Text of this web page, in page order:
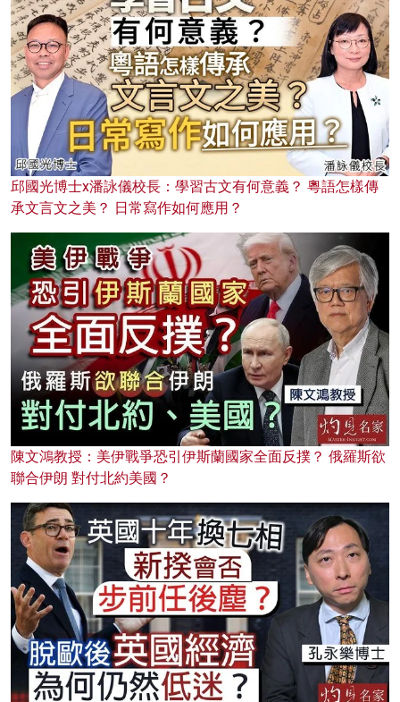
邱國光博士x潘詠儀校長：學習古文有何意義？ 粵語怎樣傳
承文言文之美？ 日常寫作如何應用？
陳文鴻教授：美伊戰爭恐引伊斯蘭國家全面反撲？ 俄羅斯欲
聯合伊朗 對付北約美國？